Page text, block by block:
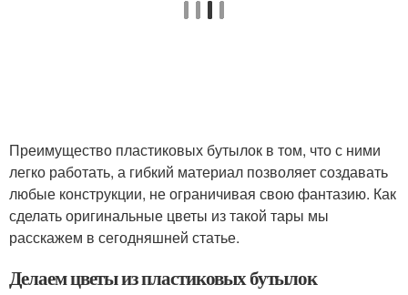
Преимущество пластиковых бутылок в том, что с ними
легко работать, а гибкий материал позволяет создавать
любые конструкции, не ограничивая свою фантазию. Как
сделать оригинальные цветы из такой тары мы
расскажем в сегодняшней статье.
Делаем цветы из пластиковых бутылок